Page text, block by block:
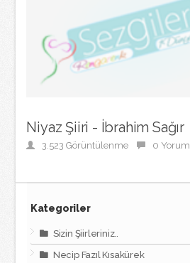
Niyaz Şiiri - İbrahim Sağır
3.523 Görüntülenme 0 Yorum
Kategoriler
Sizin Şiirleriniz..
Necip Fazıl Kısakürek